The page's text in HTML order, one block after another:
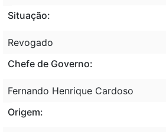
Situação:
Revogado
Chefe de Governo:
Fernando Henrique Cardoso
Origem: